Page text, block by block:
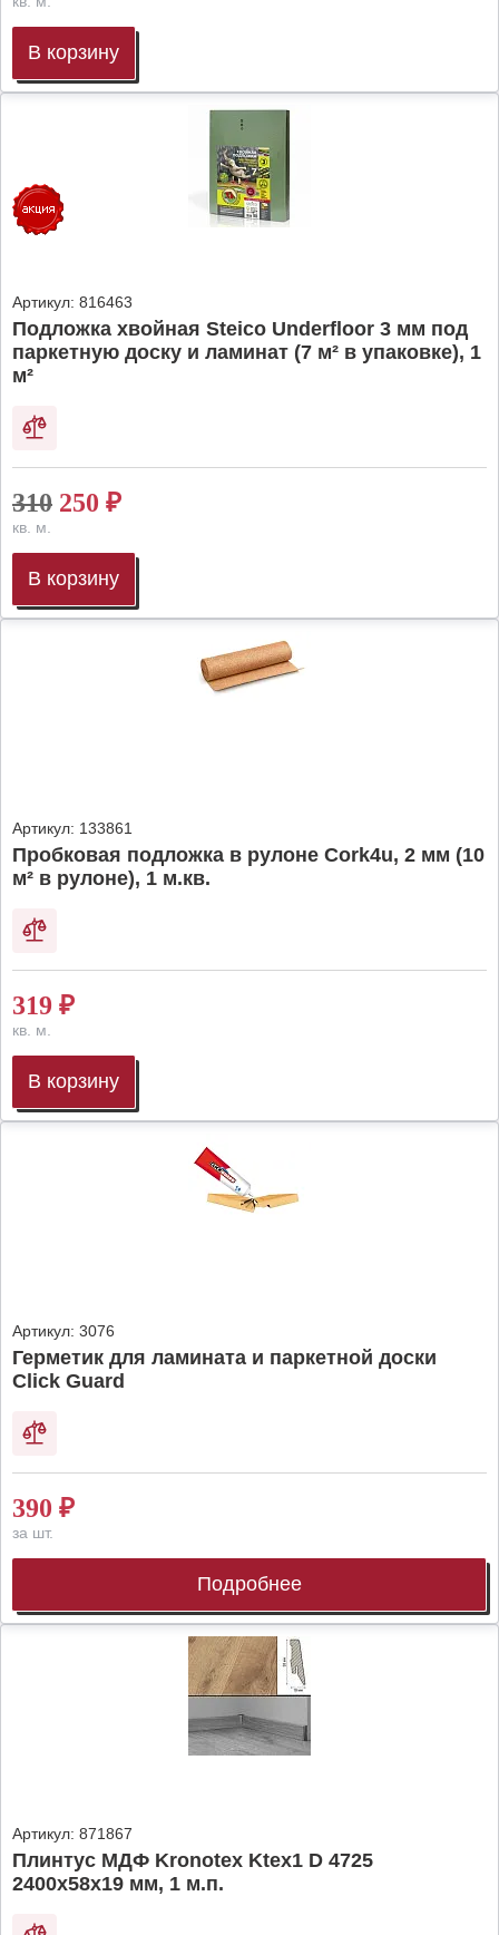
В корзину
Артикул: 816463
Подложка хвойная Steico Underfloor 3 мм под
паркетную доску и ламинат (7 м² в упаковке), 1
м²
310 250 ₽
кв. м.
В корзину
Артикул: 133861
Пробковая подложка в рулоне Cork4u, 2 мм (10
м² в рулоне), 1 м.кв.
319 ₽
кв. м.
В корзину
Артикул: 3076
Герметик для ламината и паркетной доски
Click Guard
390 ₽
за шт.
Подробнее
Артикул: 871867
Плинтус МДФ Kronotex Ktex1 D 4725
2400x58x19 мм, 1 м.п.